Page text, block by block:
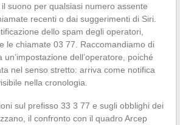
suono per qualsiasi numero assente
recenti o dai suggerimenti di Siri.
dello spam degli operatori,
le chiamate 03 77. Raccomandiamo di
dell’operatore, poiché
nel senso stretto: arriva come notifica
nella cronologia.
sul prefisso 33 3 77 e sugli obblighi dei
il confronto con il quadro Arcep